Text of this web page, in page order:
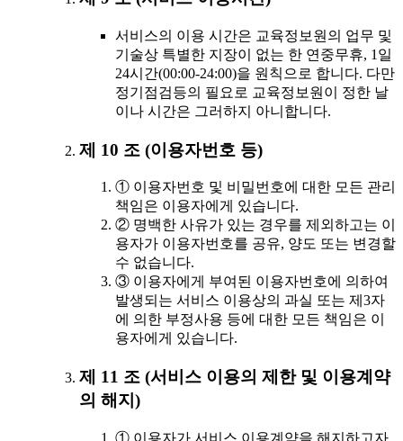
서비스의 이용 시간은 교육정보원의 업무 및
기술상 특별한 지장이 없는 한 연중무휴, 1일
24시간(00:00-24:00)을 원칙으로 합니다. 다만
정기점검등의 필요로 교육정보원이 정한 날
이나 시간은 그러하지 아니합니다.
제 10 조 (이용자번호 등)
① 이용자번호 및 비밀번호에 대한 모든 관리
책임은 이용자에게 있습니다.
② 명백한 사유가 있는 경우를 제외하고는 이
용자가 이용자번호를 공유, 양도 또는 변경할
수 없습니다.
③ 이용자에게 부여된 이용자번호에 의하여
발생되는 서비스 이용상의 과실 또는 제3자
에 의한 부정사용 등에 대한 모든 책임은 이
용자에게 있습니다.
제 11 조 (서비스 이용의 제한 및 이용계약
의 해지)
① 이용자가 서비스 이용계약을 해지하고자